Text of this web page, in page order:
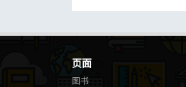
页面
图书